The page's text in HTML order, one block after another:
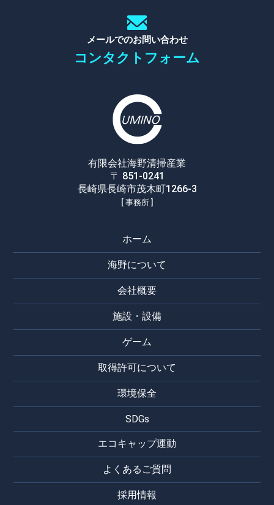
メールでのお問い合わせ
コンタクトフォーム
有限会社海野清掃産業
〒 851-0241
長崎県長崎市茂木町1266-3
[ 事務所 ]
ホーム
海野について
会社概要
施設・設備
ゲーム
取得許可について
環境保全
SDGs
エコキャップ運動
よくあるご質問
採用情報